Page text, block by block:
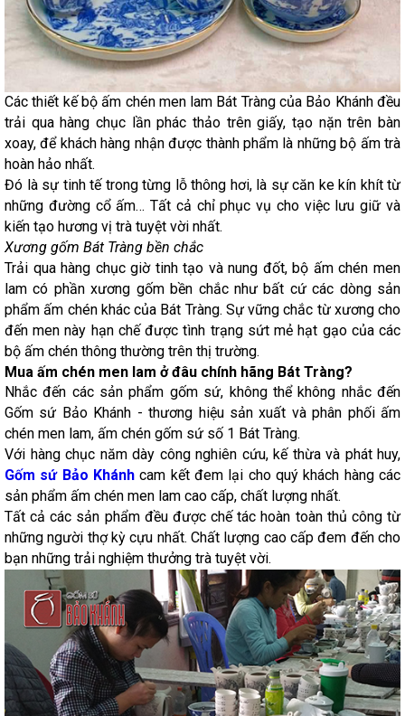
Các thiết kế bộ ấm chén men lam Bát Tràng của Bảo Khánh đều
trải qua hàng chục lần phác thảo trên giấy, tạo nặn trên bàn
xoay, để khách hàng nhận được thành phẩm là những bộ ấm trà
hoàn hảo nhất.
Đó là sự tinh tế trong từng lỗ thông hơi, là sự căn ke kín khít từ
những đường cổ ấm… Tất cả chỉ phục vụ cho việc lưu giữ và
kiến tạo hương vị trà tuyệt vời nhất.
Xương gốm Bát Tràng bền chắc
Trải qua hàng chục giờ tinh tạo và nung đốt, bộ ấm chén men
lam có phần xương gốm bền chắc như bất cứ các dòng sản
phẩm ấm chén khác của Bát Tràng. Sự vững chắc từ xương cho
đến men này hạn chế được tình trạng sứt mẻ hạt gạo của các
bộ ấm chén thông thường trên thị trường.
Mua ấm chén men lam ở đâu chính hãng Bát Tràng?
Nhắc đến các sản phẩm gốm sứ, không thể không nhắc đến
Gốm sứ Bảo Khánh - thương hiệu sản xuất và phân phối ấm
chén men lam, ấm chén gốm sứ số 1 Bát Tràng.
Với hàng chục năm dày công nghiên cứu, kế thừa và phát huy,
Gốm sứ Bảo Khánh cam kết đem lại cho quý khách hàng các
sản phẩm ấm chén men lam cao cấp, chất lượng nhất.
Tất cả các sản phẩm đều được chế tác hoàn toàn thủ công từ
những người thợ kỳ cựu nhất. Chất lượng cao cấp đem đến cho
bạn những trải nghiệm thưởng trà tuyệt vời.